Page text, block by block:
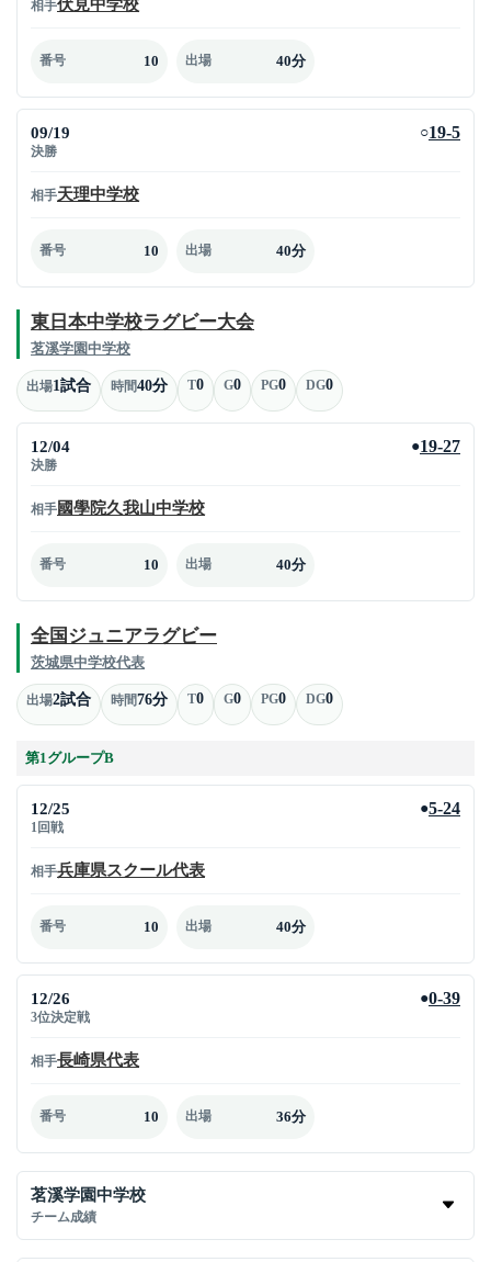
相手
番号 10 出場 40分
09/19
決勝
○19-5
相手天理中学校
番号 10 出場 40分
東日本中学校ラグビー大会
茗溪学園中学校
出場1試合 時間40分 T0 G0 PG0 DG0
12/04
決勝
●19-27
相手國學院久我山中学校
番号 10 出場 40分
全国ジュニアラグビー
茨城県中学校代表
出場2試合 時間76分 T0 G0 PG0 DG0
第1グループB
12/25
1回戦
●5-24
相手兵庫県スクール代表
番号 10 出場 40分
12/26
3位決定戦
●0-39
相手長崎県代表
番号 10 出場 36分
茗溪学園中学校
チーム成績